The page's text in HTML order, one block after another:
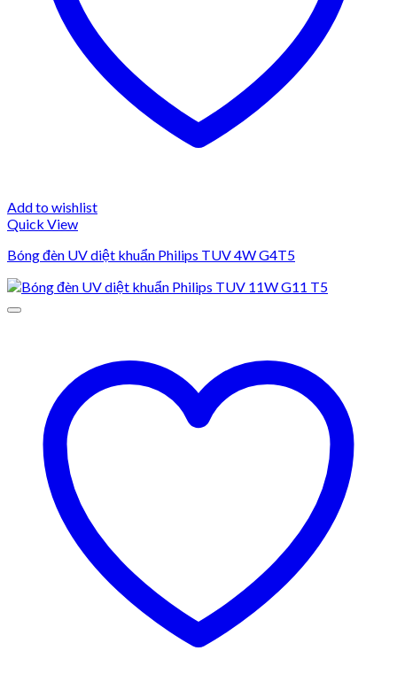
Add to wishlist
Quick View
Bóng đèn UV diệt khuẩn Philips TUV 4W G4T5